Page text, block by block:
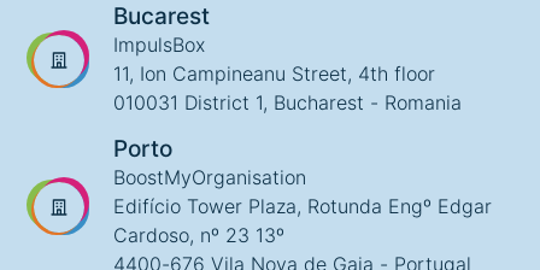
Bucarest
ImpulsBox
11, Ion Campineanu Street, 4th floor
010031 District 1, Bucharest - Romania
Porto
BoostMyOrganisation
Edifício Tower Plaza, Rotunda Engº Edgar
Cardoso, nº 23 13º
4400-676 Vila Nova de Gaia - Portugal